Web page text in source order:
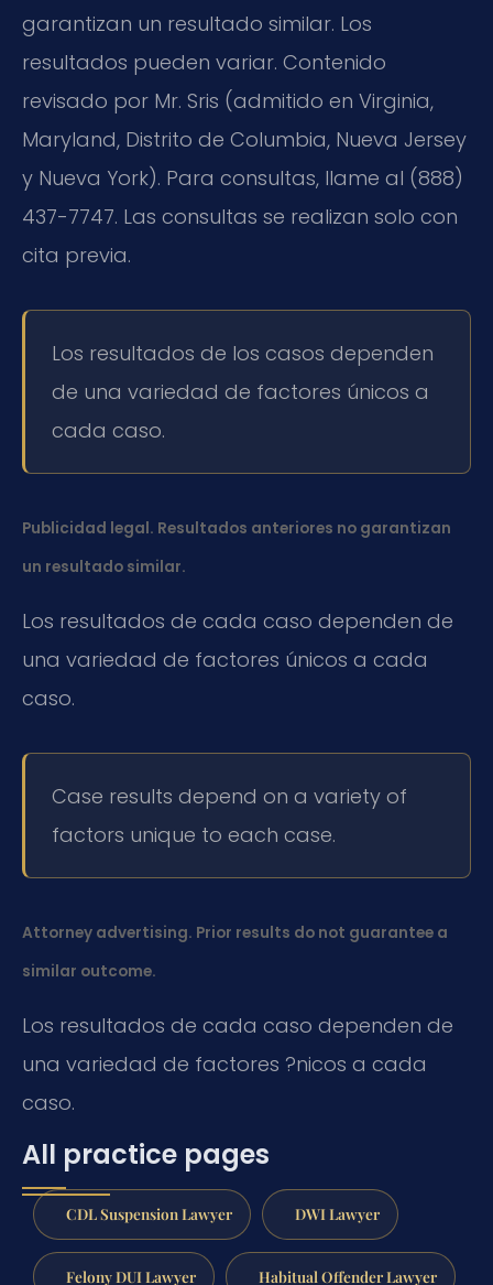
garantizan un resultado similar. Los
resultados pueden variar. Contenido
revisado por Mr. Sris (admitido en Virginia,
Maryland, Distrito de Columbia, Nueva Jersey
y Nueva York). Para consultas, llame al (888)
437-7747. Las consultas se realizan solo con
cita previa.
Los resultados de los casos dependen
de una variedad de factores únicos a
cada caso.
Publicidad legal. Resultados anteriores no garantizan
un resultado similar.
Los resultados de cada caso dependen de
una variedad de factores únicos a cada
caso.
Case results depend on a variety of
factors unique to each case.
Attorney advertising. Prior results do not guarantee a
similar outcome.
Los resultados de cada caso dependen de
una variedad de factores ?nicos a cada
caso.
All practice pages
CDL Suspension Lawyer DWI Lawyer
Felony DUI Lawyer Habitual Offender Lawyer